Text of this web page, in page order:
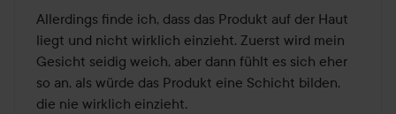
Allerdings finde ich, dass das Produkt auf der Haut
liegt und nicht wirklich einzieht. Zuerst wird mein
Gesicht seidig weich, aber dann fühlt es sich eher
so an, als würde das Produkt eine Schicht bilden,
die nie wirklich einzieht.